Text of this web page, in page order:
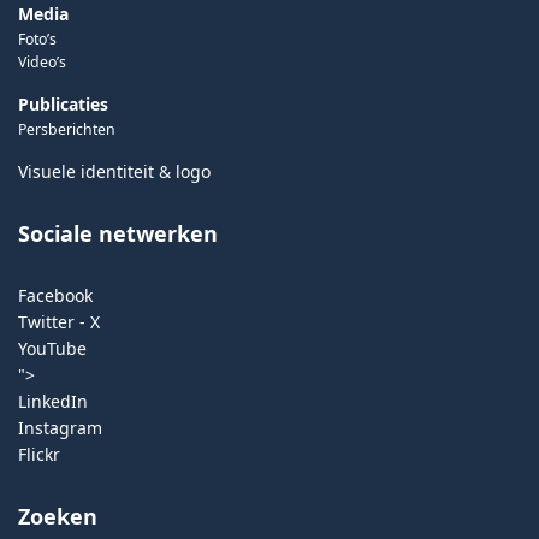
Media
Foto’s
Video’s
Publicaties
Persberichten
Visuele identiteit & logo
Sociale netwerken
Facebook
Twitter - X
YouTube
">
LinkedIn
Instagram
Flickr
Zoeken